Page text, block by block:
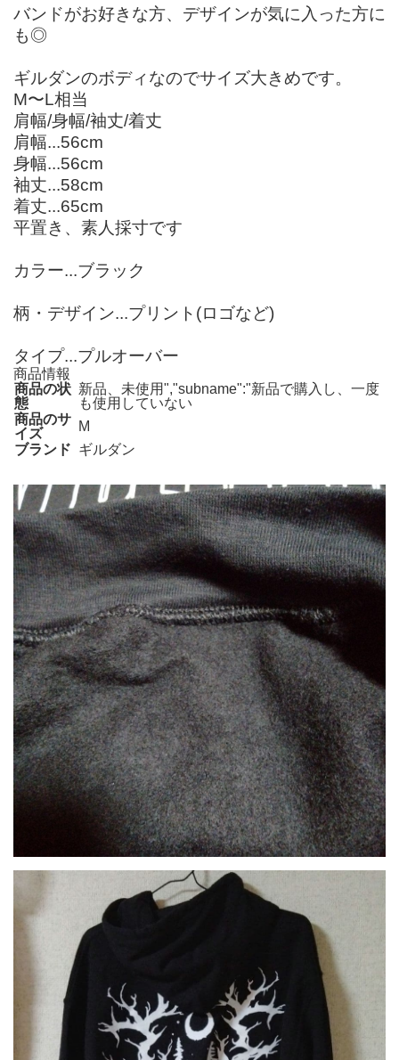
バンドがお好きな方、デザインが気に入った方に
も◎
ギルダンのボディなのでサイズ大きめです。
M〜L相当
肩幅/身幅/袖丈/着丈
肩幅...56cm
身幅...56cm
袖丈...58cm
着丈...65cm
平置き、素人採寸です
カラー...ブラック
柄・デザイン...プリント(ロゴなど)
タイプ...プルオーバー
商品情報
商品の状
態
新品、未使用","subname":"新品で購入し、一度
も使用していない
商品のサ
イズ
M
ブランド ギルダン